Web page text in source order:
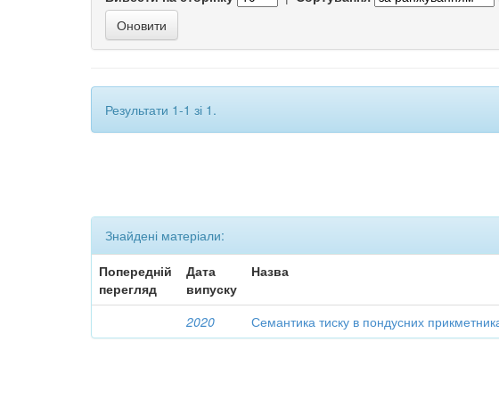
Результати 1-1 зі 1.
Знайдені матеріали:
Попередній
перегляд
Дата
випуску
Назва
2020 Семантика тиску в пондусних